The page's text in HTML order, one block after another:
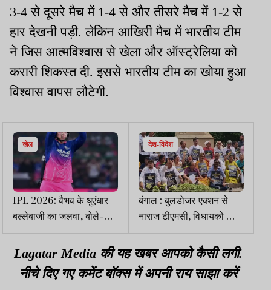
3-4 से दूसरे मैच में 1-4 से और तीसरे मैच में 1-2 से
हार देखनी पड़ी. लेकिन आखिरी मैच में भारतीय टीम
ने जिस आत्मविश्वास से खेला और ऑस्ट्रेलिया को
करारी शिकस्त दी. इससे भारतीय टीम का खोया हुआ
विश्वास वापस लौटेगी.
खेल
IPL 2026: वैभव के धुएंधार
बल्लेबाजी का जलवा, बोले-
सीनियर क्रिकेटरों से बात कर
आत्मविश्वास मिलता
देश-विदेश
बंगाल : बुलडोजर एक्शन से
नाराज टीएमसी, विधायकों का
विस के बाहर धरना, 21 को
रेलवे स्टेशनों के पास विरोध-
प्रदर्शन
Lagatar Media की यह खबर आपको कैसी लगी.
नीचे दिए गए कमेंट बॉक्स में अपनी राय साझा करें